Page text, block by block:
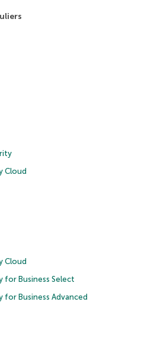
Cloud
Cloud
for Business Select
for Business Advanced